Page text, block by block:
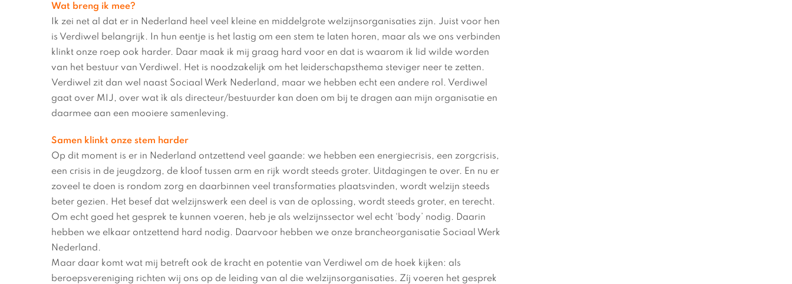
Wat breng ik mee?
Ik zei net al dat er in Nederland heel veel kleine en middelgrote welzijnsorganisaties zijn. Juist voor hen
is Verdiwel belangrijk. In hun eentje is het lastig om een stem te laten horen, maar als we ons verbinden
klinkt onze roep ook harder. Daar maak ik mij graag hard voor en dat is waarom ik lid wilde worden
van het bestuur van Verdiwel. Het is noodzakelijk om het leiderschapsthema steviger neer te zetten.
Verdiwel zit dan wel naast Sociaal Werk Nederland, maar we hebben echt een andere rol. Verdiwel
gaat over MIJ, over wat ìk als directeur/bestuurder kan doen om bij te dragen aan mijn organisatie en
daarmee aan een mooiere samenleving.
Samen klinkt onze stem harder
Op dit moment is er in Nederland ontzettend veel gaande: we hebben een energiecrisis, een zorgcrisis,
een crisis in de jeugdzorg, de kloof tussen arm en rijk wordt steeds groter. Uitdagingen te over. En nu er
zoveel te doen is rondom zorg en daarbinnen veel transformaties plaatsvinden, wordt welzijn steeds
beter gezien. Het besef dat welzijnswerk een deel is van de oplossing, wordt steeds groter, en terecht.
Om echt goed het gesprek te kunnen voeren, heb je als welzijnssector wel echt ‘body’ nodig. Daarin
hebben we elkaar ontzettend hard nodig. Daarvoor hebben we onze brancheorganisatie Sociaal Werk
Nederland.
Maar daar komt wat mij betreft ook de kracht en potentie van Verdiwel om de hoek kijken: als
beroepsvereniging richten wij ons op de leiding van al die welzijnsorganisaties. Zíj voeren het gesprek